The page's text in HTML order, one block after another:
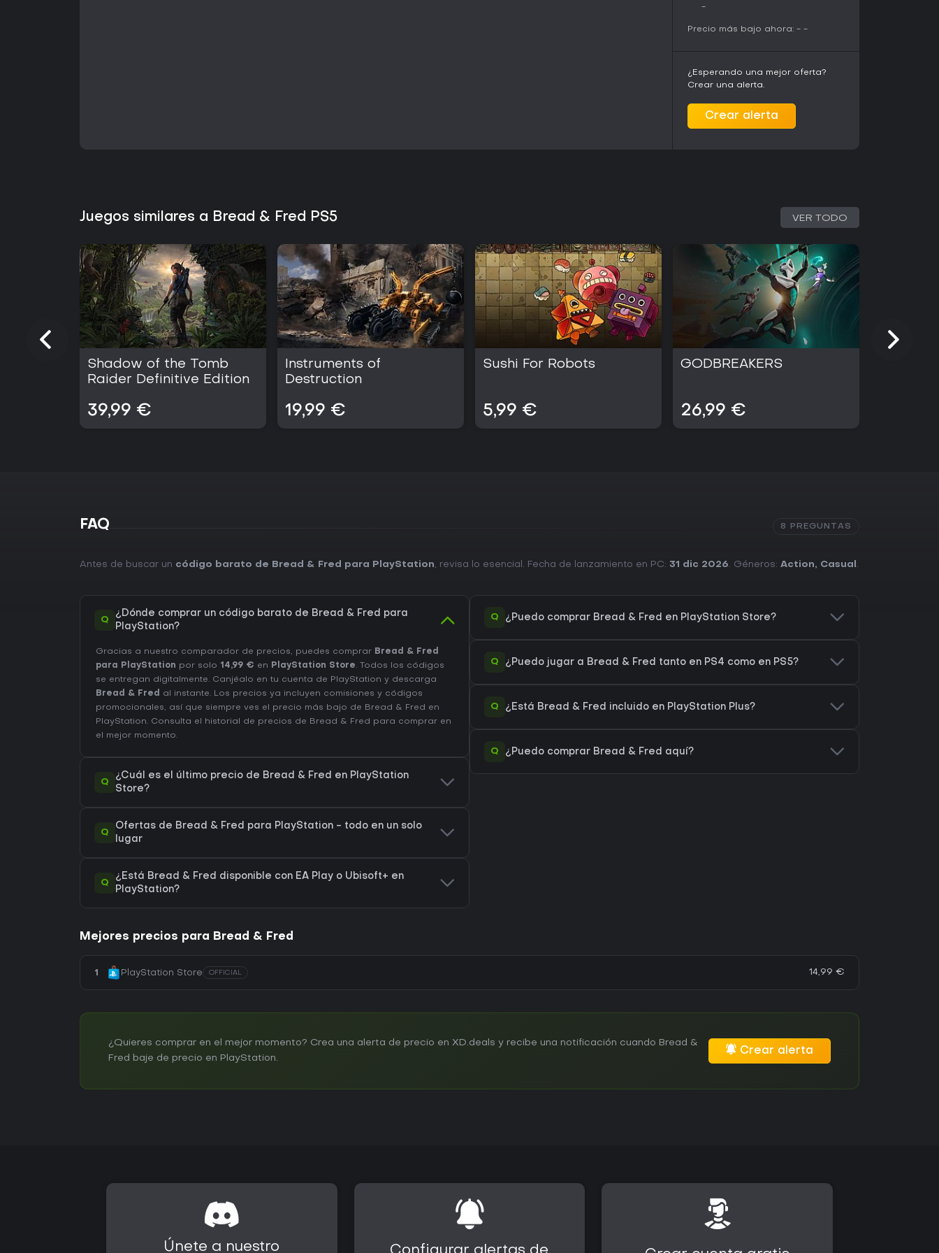
la experiencia principal. Los jugadores que disfrutan poniendo a prueba sus
primeros fallos, ya que cada secuencia lograda acerca a las secciones
Bread & Fred está dirigido a quienes buscan platformers cooperativos difíciles
busquen una sesión desenfadada con un amigo encontrarán risas frecuentes
presentación simpática, aunque el éxito depende de la tolerancia a la alta
dificultad y de la disposición a repetir secciones varias veces. Ofrece una
cooperativos en lugar de una accesibilidad amplia.
-
Precio más bajo ahora: - -
¿Esperando una mejor oferta?
Crear una alerta.
Crear alerta
Juegos similares a Bread & Fred PS5 VER TODO
Shadow of the Tomb
Raider Definitive Edition
39,99 €
Instruments of
Destruction
19,99 €
Sushi For Robots
5,99 €
GODBREAKERS
26,99 €
FAQ 8 PREGUNTAS
Antes de buscar un código barato de Bread & Fred para PlayStation, revisa lo esencial. Fecha de lanzamiento en PC: 31 dic 2026. Géneros: Action, Casual .
Q
¿Dónde comprar un código barato de Bread & Fred para
PlayStation?
Gracias a nuestro comparador de precios, puedes comprar Bread & Fred
para PlayStation por solo 14,99 € en PlayStation Store. Todos los códigos
se entregan digitalmente. Canjéalo en tu cuenta de PlayStation y descarga
Bread & Fred
al instante. Los precios ya incluyen comisiones y códigos
promocionales, así que siempre ves el precio más bajo de Bread & Fred en
PlayStation. Consulta el historial de precios de Bread & Fred para comprar en
el mejor momento.
Q
¿Cuál es el último precio de Bread & Fred en PlayStation
Store?
Q
Ofertas de Bread & Fred para PlayStation - todo en un solo
lugar
Q
¿Está Bread & Fred disponible con EA Play o Ubisoft+ en
PlayStation?
Q ¿Puedo comprar Bread & Fred en PlayStation Store?
Q ¿Puedo jugar a Bread & Fred tanto en PS4 como en PS5?
Q ¿Está Bread & Fred incluido en PlayStation Plus?
Q ¿Puedo comprar Bread & Fred aquí?
Mejores precios para Bread & Fred
1 PlayStation Store OFFICIAL 14,99 €
¿Quieres comprar en el mejor momento? Crea una alerta de precio en XD.deals y recibe una notificación cuando Bread &
Fred baje de precio en PlayStation.
Crear alerta
Únete a nuestro